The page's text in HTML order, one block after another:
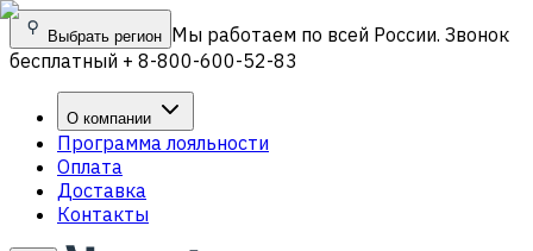
Выбрать регион Мы работаем по всей России. Звонок
бесплатный + 8-800-600-52-83
О компании
Программа лояльности
Оплата
Доставка
Контакты